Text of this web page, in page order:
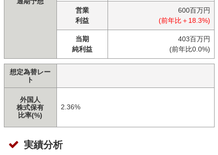
営業
利益
600百万円
(前年比＋18.3%)
当期
純利益
403百万円
(前年比0.0%)
想定為替レー
ト
外国人
株式保有
比率(%)
2.36%
実績分析